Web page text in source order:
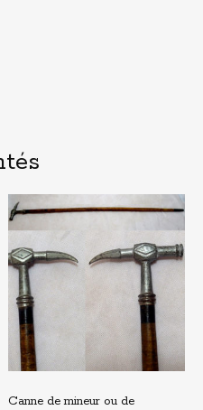
Canne de mineur ou de